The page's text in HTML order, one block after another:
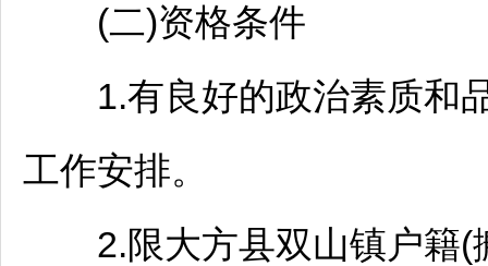
(二)资格条件
1.有良好的政治素质和品
工作安排。
2.限大方县双山镇户籍(